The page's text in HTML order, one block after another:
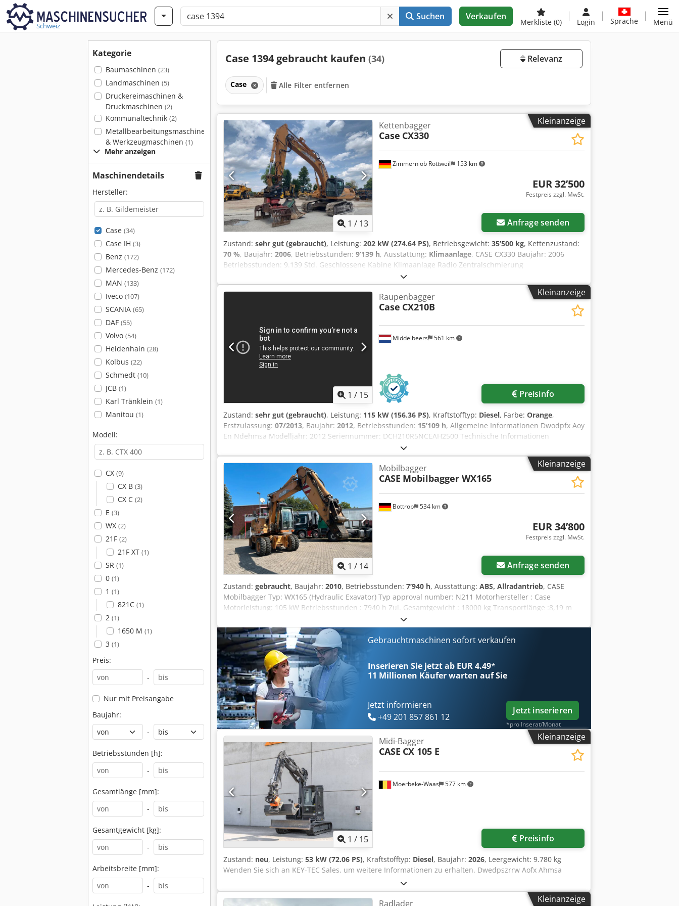
Schweiz
Suchen Verkaufen
Merkliste (0) Login Sprache Menü
Kategorie
Baumaschinen (23)
Landmaschinen (5)
Druckereimaschinen &
Druckmaschinen (2)
Kommunaltechnik (2)
Metallbearbeitungsmaschinen
& Werkzeugmaschinen (1)
Mehr anzeigen
Maschinendetails
Hersteller:
Case (34)
Case IH (3)
Benz (172)
Mercedes-Benz (172)
MAN (133)
Iveco (107)
SCANIA (65)
DAF (55)
Volvo (54)
Heidenhain (28)
Kolbus (22)
Schmedt (10)
JCB (1)
Karl Tränklein (1)
Manitou (1)
Modell:
CX (9)
CX B (3)
CX C (2)
E (3)
WX (2)
21F (2)
21F XT (1)
SR (1)
0 (1)
1 (1)
821C (1)
2 (1)
1650 M (1)
3 (1)
Preis:
-
Nur mit Preisangabe
Baujahr:
-
Betriebsstunden [h]:
-
Gesamtlänge [mm]:
-
Gesamtgewicht [kg]:
-
Arbeitsbreite [mm]:
-
Case 1394 gebraucht kaufen (34) Relevanz
Case Alle Filter entfernen
Kleinanzeige
1 / 13
Zimmern ob Rottweil 153 km
Kettenbagger
Case CX330
EUR 32’500
Festpreis zzgl. MwSt.
Anfrage senden
Zustand: sehr gut (gebraucht), Leistung: 202 kW (274.64 PS), Betriebsgewicht: 35’500 kg, Kettenzustand:
70 %, Baujahr: 2006, Betriebsstunden: 9’139 h, Ausstattung: Klimaanlage, CASE CX330 Baujahr: 2006
Betriebsstunden: 9.139 Std. Geschlossene Kabine Klimaanlage Radio Zentralschmierung
Standardausleger Stiel : 3.30m Vollverrohrung (Hammer-, Greifer-, Schere-) Schnellwechsler OQ80 Dodpfx
Aezp Rm Rjhmjwa 1x Löffel – 800mm breit 1x Greifer – funktioniert, Reparatur nötig Laufwerk ca. 70%
erhalten Bodenplatten 600 mm breit Isuzu Motor mit 202 kW CE Transport: 10.8 x 3 x 3.40m Kleinanzeige
1 / 15
Middelbeers 561 km
Raupenbagger
Case CX210B
Preisinfo
Zustand: sehr gut (gebraucht), Leistung: 115 kW (156.36 PS), Kraftstofftyp: Diesel, Farbe: Orange,
Erstzulassung: 07/2013, Baujahr: 2012, Betriebsstunden: 15’109 h, Allgemeine Informationen Dwodpfx Aoy
En Ndehmsa Modelljahr: 2012 Seriennummer: DCH210R5NCEAH2500 Technische Informationen
Zylinderzahl: 4 Leergewicht: 22.600 kg Funktionell Arbeitsbreite: 300 cm CE-Kennzeichnung: ja Zustand
Technischer Zustand: sehr gut Optischer Zustand: sehr gut Finanzielle Informationen Preis: Auf Anfrage
Garantie Garantie: Aus erster Hand, lückenlos scheckheftgepflegt, sofort einsatzbereit! - 80 %
Kettenlaufwerk - Inklusive 3 Löffel: 1300 mm, 450 mm und 2000 mm Grabenräumlöffel - Optional mit 2021
TOPCON 3D-SYSTEM
Kleinanzeige
1 / 14
Bottrop 534 km
Mobilbagger
CASE Mobilbagger WX165
EUR 34’800
Festpreis zzgl. MwSt.
Anfrage senden
Zustand: gebraucht, Baujahr: 2010, Betriebsstunden: 7’940 h, Ausstattung: ABS, Allradantrieb, CASE
Mobilbagger Typ: WX165 (Hydraulic Exavator) Typ approval number: N211 Motorhersteller : Case
Motorleistung: 105 kW Betriebsstunden : 7940 h Zul. Gesamtgewicht : 18000 kg Transportlänge :8,19 m
Transportbreite:1,91 m Transporthöhe: 2,89 m Dwodozripcopfx Ahmja Farbe : Gelb - Joystick-Steuerung -
Planierschild - Kamera Gerne unterstützen wir Sie auch im Bereich Finanzierung/Leasing mit unserem
Partnern. Alle Angaben ohne Gewähr. Irrtum und Zwischenhandel vorbehalten.
Gebrauchtmaschinen sofort verkaufen
Inserieren Sie jetzt ab EUR 4.49*
11 Millionen Käufer warten auf Sie
Jetzt informieren
+49 201 857 861 12
Jetzt inserieren
*pro Inserat/Monat
Kleinanzeige
1 / 15
Moerbeke-Waas 577 km
Midi-Bagger
CASE CX 105 E
Preisinfo
Zustand: neu, Leistung: 53 kW (72.06 PS), Kraftstofftyp: Diesel, Baujahr: 2026, Leergewicht: 9.780 kg
Wenden Sie sich an KEY-TEC Sales, um weitere Informationen zu erhalten. Dwedpszrrw Aofx Ahmsa
Kleinanzeige
Radlader